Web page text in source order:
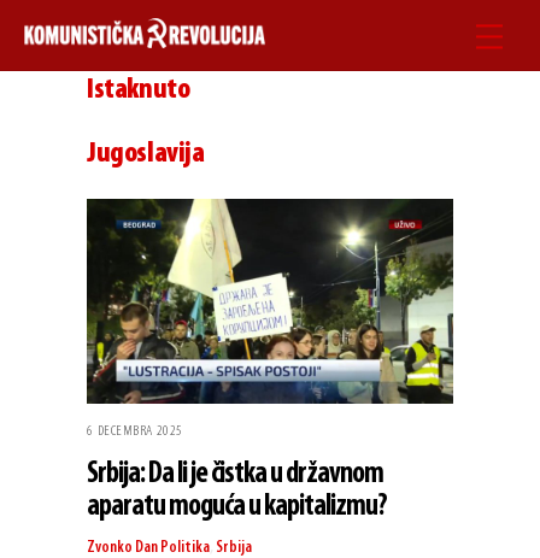
Istaknuto
Jugoslavija
6 DECEMBRA 2025
Srbija: Da li je čistka u državnom
aparatu moguća u kapitalizmu?
Zvonko Dan Politika Srbija